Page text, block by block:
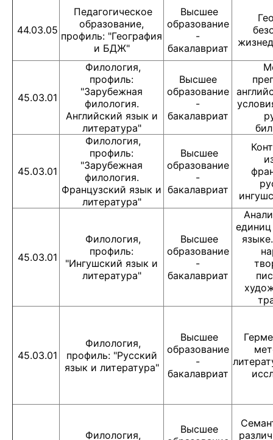
44.03.05
Педагогическое
образование,
профиль: "География
и БДЖ"
Высшее
образование
-
бакалавриат
45.03.01
Филология,
профиль:
"Зарубежная
филология.
Английский язык и
литература"
Высшее
образование
-
бакалавриат
45.03.01
Филология,
профиль:
"Зарубежная
филология.
Французский язык и
литература"
Высшее
образование
-
бакалавриат
45.03.01
Филология,
профиль:
"Ингушский язык и
литература"
Высшее
образование
-
бакалавриат
45.03.01
Филология,
профиль: "Русский
язык и литература"
Высшее
образование
-
бакалавриат
Филология,
Высшее